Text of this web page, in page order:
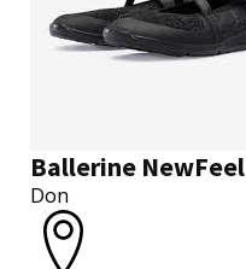
Ballerine NewFeel
Don